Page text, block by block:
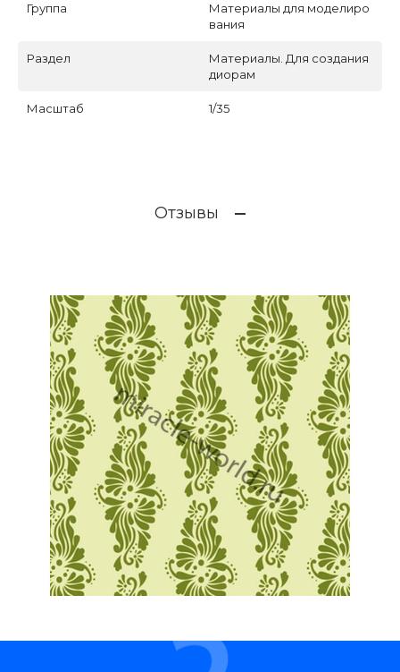
Группа
Материалы для моделиро
вания
Раздел
Материалы. Для создания
диорам
Масштаб 1/35
Отзывы